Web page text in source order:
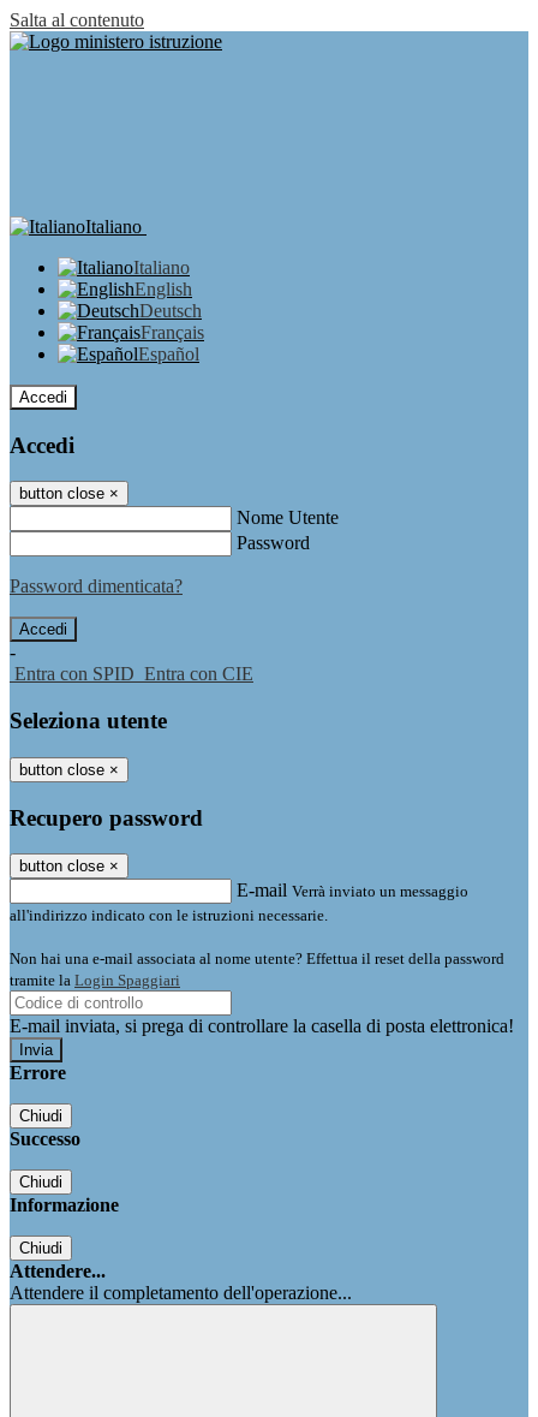
Salta al contenuto
Italiano
Italiano
English
Deutsch
Français
Español
Accedi
Accedi
button close ×
Nome Utente
Password
Password dimenticata?
-
Entra con SPID Entra con CIE
Seleziona utente
button close ×
Recupero password
button close ×
E-mail Verrà inviato un messaggio
all'indirizzo indicato con le istruzioni necessarie.
Non hai una e-mail associata al nome utente? Effettua il reset della password
tramite la Login Spaggiari
E-mail inviata, si prega di controllare la casella di posta elettronica!
Errore
Chiudi
Successo
Chiudi
Informazione
Chiudi
Attendere...
Attendere il completamento dell'operazione...